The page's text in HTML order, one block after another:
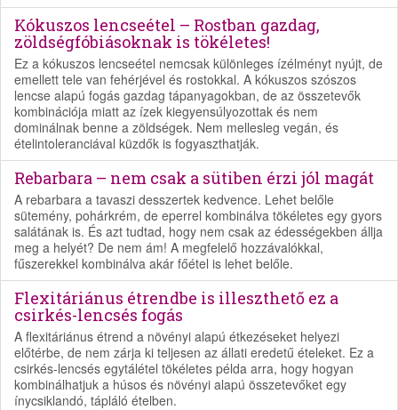
Kókuszos lencseétel – Rostban gazdag,
zöldségfóbiásoknak is tökéletes!
Ez a kókuszos lencseétel nemcsak különleges ízélményt nyújt, de
emellett tele van fehérjével és rostokkal. A kókuszos szószos
lencse alapú fogás gazdag tápanyagokban, de az összetevők
kombinációja miatt az ízek kiegyensúlyozottak és nem
dominálnak benne a zöldségek. Nem mellesleg vegán, és
ételintoleranciával küzdők is fogyaszthatják.
Rebarbara – nem csak a sütiben érzi jól magát
A rebarbara a tavaszi desszertek kedvence. Lehet belőle
sütemény, pohárkrém, de eperrel kombinálva tökéletes egy gyors
salátának is. És azt tudtad, hogy nem csak az édességekben állja
meg a helyét? De nem ám! A megfelelő hozzávalókkal,
fűszerekkel kombinálva akár főétel is lehet belőle.
Flexitáriánus étrendbe is illeszthető ez a
csirkés-lencsés fogás
A flexitáriánus étrend a növényi alapú étkezéseket helyezi
előtérbe, de nem zárja ki teljesen az állati eredetű ételeket. Ez a
csirkés-lencsés egytálétel tökéletes példa arra, hogy hogyan
kombinálhatjuk a húsos és növényi alapú összetevőket egy
ínycsiklandó, tápláló ételben.